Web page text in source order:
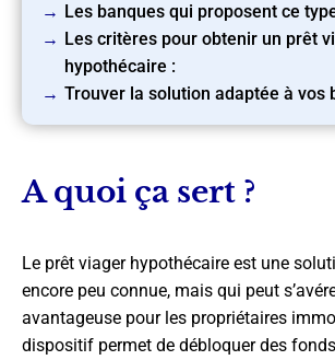
Les banques qui proposent ce
Les critères pour obtenir un prêt
hypothécaire :
Trouver la solution adaptée à vos
A quoi ça sert ?
Le prêt viager hypothécaire est une
encore peu connue, mais qui peut
avantageuse pour les propriétaires
dispositif permet de débloquer des